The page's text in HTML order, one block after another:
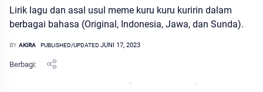
Lirik lagu dan asal usul meme kuru kuru kuririn dalam
berbagai bahasa (Original, Indonesia, Jawa, dan Sunda).